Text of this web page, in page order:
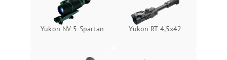
Yukon NV 5 Spartan Yukon RT 4,5х42